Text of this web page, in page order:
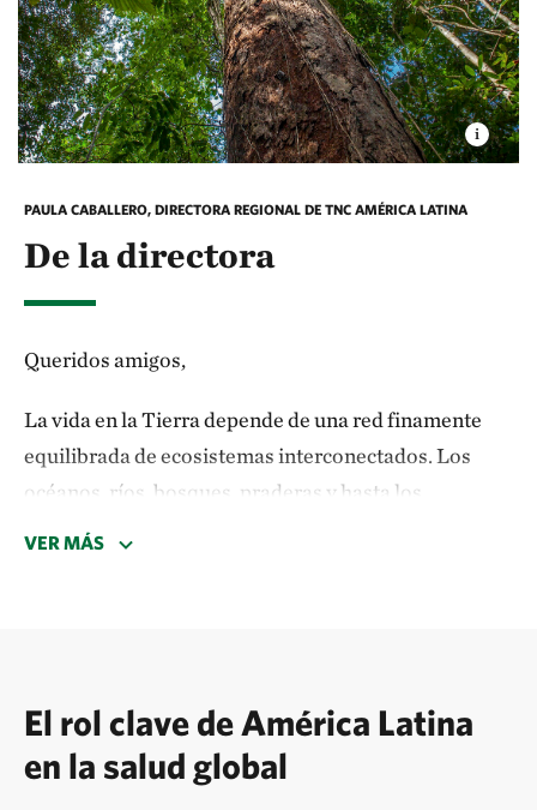
PAULA CABALLERO, DIRECTORA REGIONAL DE TNC AMÉRICA LATINA
De la directora
Queridos amigos,
La vida en la Tierra depende de una red finamente
equilibrada de ecosistemas interconectados. Los
océanos, ríos, bosques, praderas y hasta los
organismos más pequeños sustentan la
también.
Sin embargo, los modelos productivos tradicionales
VER MÁS
El rol clave de América Latina
en la salud global